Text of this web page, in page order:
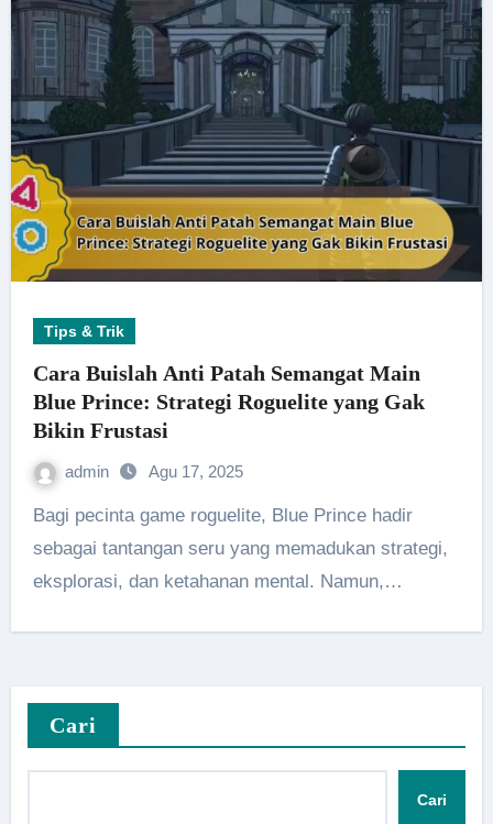
Tips & Trik
Cara Buislah Anti Patah Semangat Main
Blue Prince: Strategi Roguelite yang Gak
Bikin Frustasi
admin Agu 17, 2025
Bagi pecinta game roguelite, Blue Prince hadir
sebagai tantangan seru yang memadukan strategi,
eksplorasi, dan ketahanan mental. Namun,…
Cari
Cari